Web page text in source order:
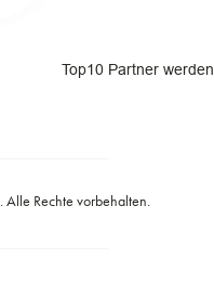
Top10 Partner werden
. Alle Rechte vorbehalten.